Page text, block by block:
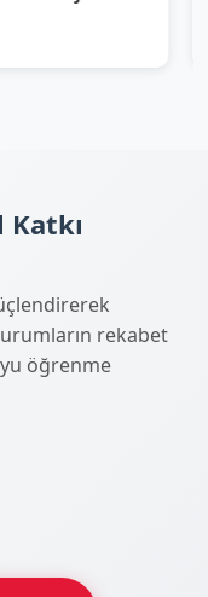
Katkı
rekabet
öğrenme